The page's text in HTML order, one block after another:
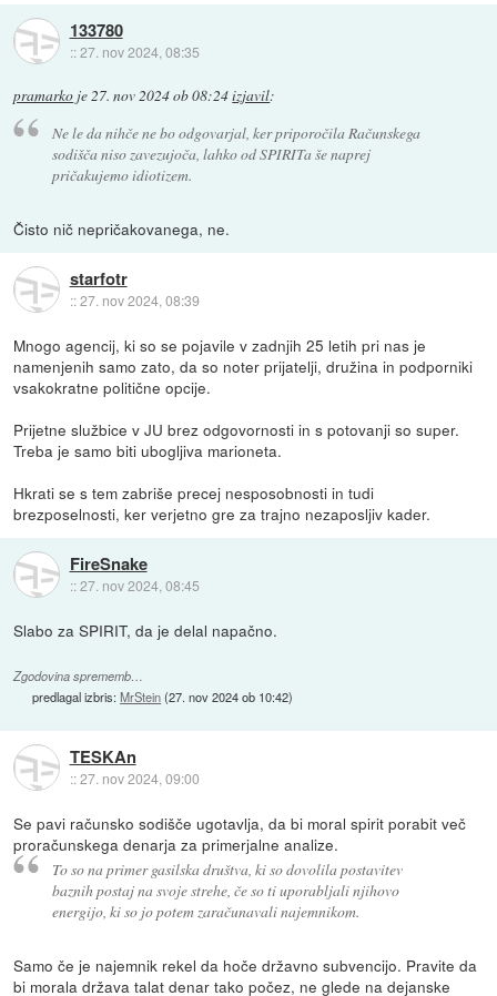
133780
::27. nov 2024, 08:35
pramarko je27. nov 2024 ob 08:24izjavil:
Ne le da nihče ne bo odgovarjal, ker priporočila Računskega
sodišča niso zavezujoča, lahko od SPIRITa še naprej
pričakujemo idiotizem.
Čisto nič nepričakovanega, ne.
starfotr
::27. nov 2024, 08:39
Mnogo agencij, ki so se pojavile v zadnjih 25 letih pri nas je
namenjenih samo zato, da so noter prijatelji, družina in podporniki
vsakokratne politične opcije.
Prijetne službice v JU brez odgovornosti in s potovanji so super.
Treba je samo biti ubogljiva marioneta.
Hkrati se s tem zabriše precej nesposobnosti in tudi
brezposelnosti, ker verjetno gre za trajno nezaposljiv kader.
FireSnake
::27. nov 2024, 08:45
Slabo za SPIRIT, da je delal napačno.
Zgodovina sprememb…
predlagal izbris:MrStein(27. nov 2024 ob 10:42)
TESKAn
::27. nov 2024, 09:00
Se pavi računsko sodišče ugotavlja, da bi moral spirit porabit več
proračunskega denarja za primerjalne analize.
To so na primer gasilska društva, ki so dovolila postavitev
baznih postaj na svoje strehe, če so ti uporabljali njihovo
energijo, ki so jo potem zaračunavali najemnikom.
Samo če je najemnik rekel da hoče državno subvencijo. Pravite da
bi morala država talat denar tako počez, ne glede na dejanske